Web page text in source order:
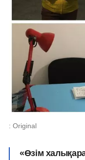
: Original
«Өзім